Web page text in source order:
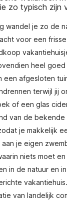
zo typisch zijn
wandel je zo de
voor een
heel goed
een afgesloten
terwijl jij
of een glas
van de bekende
je makkelijk
je eigen
niets moet en
in de natuur en
van landelijk